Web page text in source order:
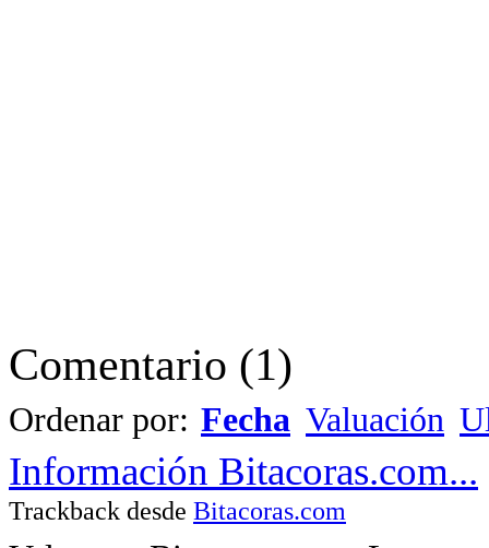
Comentario (1)
Ordenar por: Fecha Valuación
Información Bitacoras.com...
Trackback desde Bitacoras.com